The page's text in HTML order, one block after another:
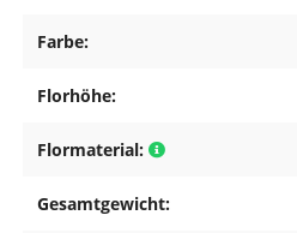
Farbe:
Florhöhe:
Flormaterial:
Gesamtgewicht: